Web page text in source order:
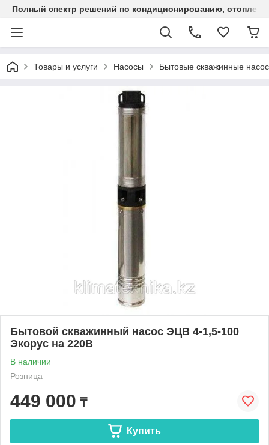
Полный спектр решений по кондиционированию,
Товары и услуги Насосы Бытовые скважинные
Бытовой скважинный насос ЭЦВ 4-1,5-100
Экорус на 220В
В наличии
Розница
449 000 ₸
Купить